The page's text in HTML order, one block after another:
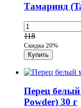
Тамаринд
118
Скидка 20%
Перец
Powder) 30 г